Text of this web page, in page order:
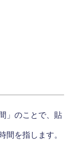
」のことで、貼
間を指します。